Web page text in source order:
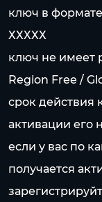
ключ в
ХХХХХ
ключ не имеет
Region Free /
срок действия
активации его
если у вас по
получается